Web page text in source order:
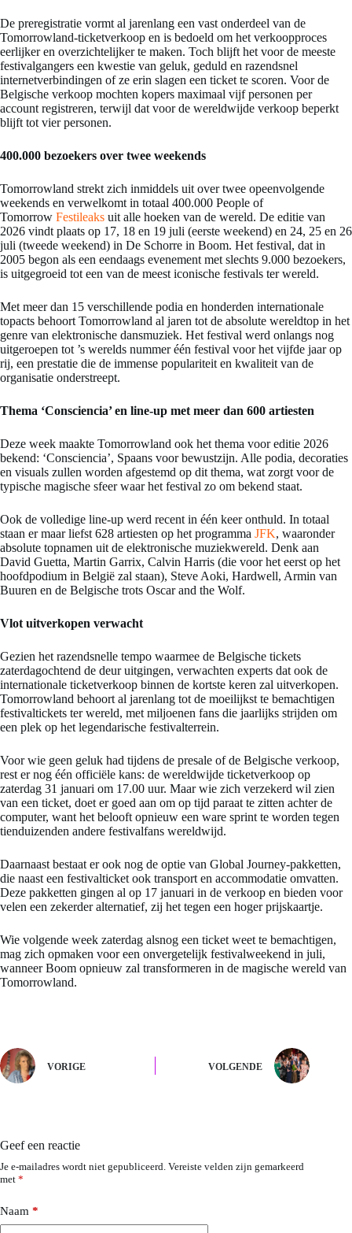
De preregistratie vormt al jarenlang een vast onderdeel van de
Tomorrowland-ticketverkoop en is bedoeld om het verkoopproces
eerlijker en overzichtelijker te maken. Toch blijft het voor de meeste
festivalgangers een kwestie van geluk, geduld en razendsnel
internetverbindingen of ze erin slagen een ticket te scoren. Voor de
Belgische verkoop mochten kopers maximaal vijf personen per
account registreren, terwijl dat voor de wereldwijde verkoop beperkt
blijft tot vier personen.
400.000 bezoekers over twee weekends
Tomorrowland strekt zich inmiddels uit over twee opeenvolgende
weekends en verwelkomt in totaal 400.000 People of
Tomorrow Festileaks uit alle hoeken van de wereld. De editie van
2026 vindt plaats op 17, 18 en 19 juli (eerste weekend) en 24, 25 en 26
juli (tweede weekend) in De Schorre in Boom. Het festival, dat in
2005 begon als een eendaags evenement met slechts 9.000 bezoekers,
is uitgegroeid tot een van de meest iconische festivals ter wereld.
Met meer dan 15 verschillende podia en honderden internationale
topacts behoort Tomorrowland al jaren tot de absolute wereldtop in het
genre van elektronische dansmuziek. Het festival werd onlangs nog
uitgeroepen tot ’s werelds nummer één festival voor het vijfde jaar op
rij, een prestatie die de immense populariteit en kwaliteit van de
organisatie onderstreept.
Thema ‘Consciencia’ en line-up met meer dan 600 artiesten
Deze week maakte Tomorrowland ook het thema voor editie 2026
bekend: ‘Consciencia’, Spaans voor bewustzijn. Alle podia, decoraties
en visuals zullen worden afgestemd op dit thema, wat zorgt voor de
typische magische sfeer waar het festival zo om bekend staat.
Ook de volledige line-up werd recent in één keer onthuld. In totaal
staan er maar liefst 628 artiesten op het programma JFK, waaronder
absolute topnamen uit de elektronische muziekwereld. Denk aan
David Guetta, Martin Garrix, Calvin Harris (die voor het eerst op het
hoofdpodium in België zal staan), Steve Aoki, Hardwell, Armin van
Buuren en de Belgische trots Oscar and the Wolf.
Vlot uitverkopen verwacht
Gezien het razendsnelle tempo waarmee de Belgische tickets
zaterdagochtend de deur uitgingen, verwachten experts dat ook de
internationale ticketverkoop binnen de kortste keren zal uitverkopen.
Tomorrowland behoort al jarenlang tot de moeilijkst te bemachtigen
festivaltickets ter wereld, met miljoenen fans die jaarlijks strijden om
een plek op het legendarische festivalterrein.
Voor wie geen geluk had tijdens de presale of de Belgische verkoop,
rest er nog één officiële kans: de wereldwijde ticketverkoop op
zaterdag 31 januari om 17.00 uur. Maar wie zich verzekerd wil zien
van een ticket, doet er goed aan om op tijd paraat te zitten achter de
computer, want het belooft opnieuw een ware sprint te worden tegen
tienduizenden andere festivalfans wereldwijd.
Daarnaast bestaat er ook nog de optie van Global Journey-pakketten,
die naast een festivalticket ook transport en accommodatie omvatten.
Deze pakketten gingen al op 17 januari in de verkoop en bieden voor
velen een zekerder alternatief, zij het tegen een hoger prijskaartje.
Wie volgende week zaterdag alsnog een ticket weet te bemachtigen,
mag zich opmaken voor een onvergetelijk festivalweekend in juli,
wanneer Boom opnieuw zal transformeren in de magische wereld van
Tomorrowland.
VORIGE VOLGENDE
Geef een reactie
Je e-mailadres wordt niet gepubliceerd. Vereiste velden zijn gemarkeerd
met *
Naam *